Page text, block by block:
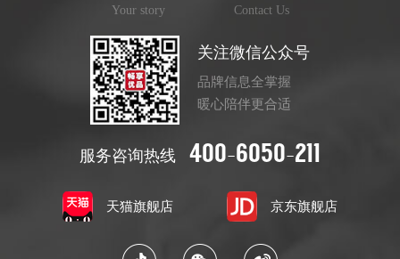
Your story Contact Us
关注微信公众号
品牌信息全掌握
暖心陪伴更合适
服务咨询热线 400-6050-211
天猫旗舰店 京东旗舰店